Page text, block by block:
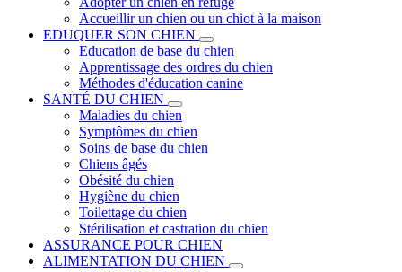
Accueillir un chien ou un chiot à la maison
EDUQUER SON CHIEN
Education de base du chien
Apprentissage des ordres du chien
Méthodes d'éducation canine
SANTÉ DU CHIEN
Maladies du chien
Symptômes du chien
Soins de base du chien
Chiens âgés
Obésité du chien
Hygiène du chien
Toilettage du chien
Stérilisation et castration du chien
ASSURANCE POUR CHIEN
ALIMENTATION DU CHIEN